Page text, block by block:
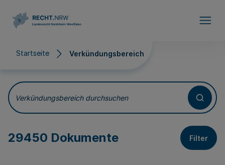
Startseite Verkündungsbereich
Verkündungsbereich
Verkündungsbereich durchsuchen
29450 Dokumente Filter